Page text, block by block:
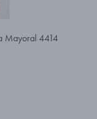
Mayoral 4414